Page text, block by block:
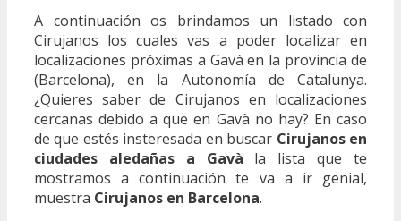
A continuación os brindamos un listado con
Cirujanos los cuales vas a poder localizar en
localizaciones próximas a Gavà en la provincia de
(Barcelona), en la Autonomía de Catalunya.
¿Quieres saber de Cirujanos en localizaciones
cercanas debido a que en Gavà no hay? En caso
de que estés insteresada en buscar Cirujanos en
ciudades aledañas a Gavà la lista que te
mostramos a continuación te va a ir genial,
muestra Cirujanos en Barcelona.